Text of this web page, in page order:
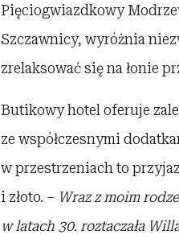
Pięciogwiazdkowy
Szczawnicy, wyróżnia
zrelaksować się na łonie
Butikowy hotel oferuje
ze współczesnymi
w przestrzeniach to
i złoto. – Wraz z moim
w latach 30. roztaczała